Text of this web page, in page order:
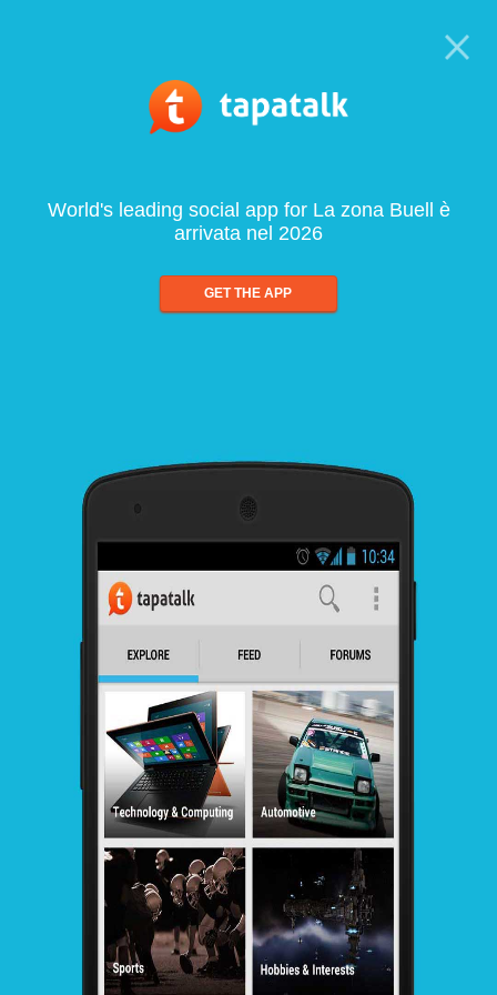
World's leading social app for La zona Buell è
arrivata nel 2026
GET THE APP